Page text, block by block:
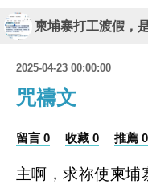
柬埔寨打工渡假，
2025-04-23 00:00:00
咒禱文
留言 0 收藏 0 推薦 0
主啊，求祢使柬埔